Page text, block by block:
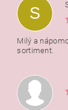
S
Milý a
sortiment.